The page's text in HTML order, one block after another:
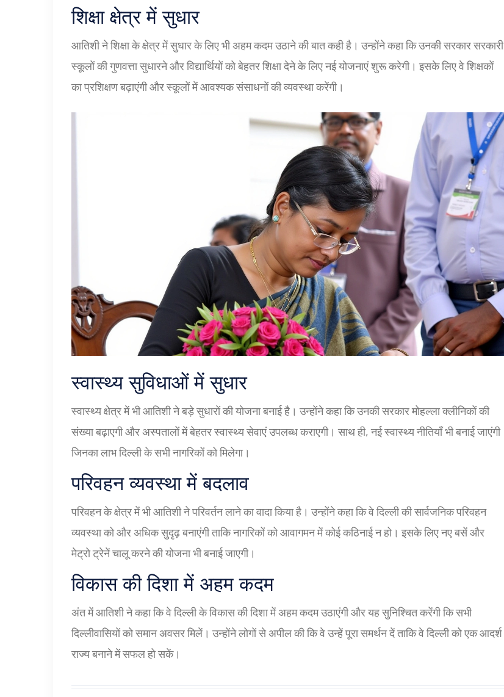
शिक्षा क्षेत्र में सुधार
आतिशी ने शिक्षा के क्षेत्र में सुधार के लिए भी अहम कदम उठाने की बात कही है। उन्होंने कहा कि उनकी सरकार सरकारी
स्कूलों की गुणवत्ता सुधारने और विद्यार्थियों को बेहतर शिक्षा देने के लिए नई योजनाएं शुरू करेगी। इसके लिए वे शिक्षकों
का प्रशिक्षण बढ़ाएंगी और स्कूलों में आवश्यक संसाधनों की व्यवस्था करेंगी।
स्वास्थ्य सुविधाओं में सुधार
स्वास्थ्य क्षेत्र में भी आतिशी ने बड़े सुधारों की योजना बनाई है। उन्होंने कहा कि उनकी सरकार मोहल्ला क्लीनिकों की
संख्या बढ़ाएगी और अस्पतालों में बेहतर स्वास्थ्य सेवाएं उपलब्ध कराएगी। साथ ही, नई स्वास्थ्य नीतियाँ भी बनाई जाएंगी
जिनका लाभ दिल्ली के सभी नागरिकों को मिलेगा।
परिवहन व्यवस्था में बदलाव
परिवहन के क्षेत्र में भी आतिशी ने परिवर्तन लाने का वादा किया है। उन्होंने कहा कि वे दिल्ली की सार्वजनिक परिवहन
व्यवस्था को और अधिक सुदृढ़ बनाएंगी ताकि नागरिकों को आवागमन में कोई कठिनाई न हो। इसके लिए नए बसें और
मेट्रो ट्रेनें चालू करने की योजना भी बनाई जाएगी।
विकास की दिशा में अहम कदम
अंत में आतिशी ने कहा कि वे दिल्ली के विकास की दिशा में अहम कदम उठाएंगी और यह सुनिश्चित करेंगी कि सभी
दिल्लीवासियों को समान अवसर मिलें। उन्होंने लोगों से अपील की कि वे उन्हें पूरा समर्थन दें ताकि वे दिल्ली को एक आदर्श
राज्य बनाने में सफल हो सकें।